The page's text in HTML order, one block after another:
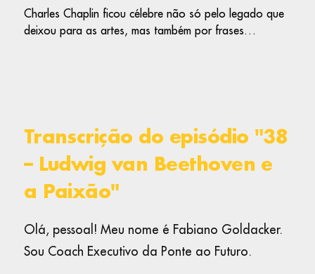
Charles Chaplin ficou célebre não só pelo legado que
deixou para as artes, mas também por frases…
Transcrição do episódio "38
– Ludwig van Beethoven e
a Paixão"
Olá, pessoal! Meu nome é Fabiano Goldacker.
Sou Coach Executivo da Ponte ao Futuro.